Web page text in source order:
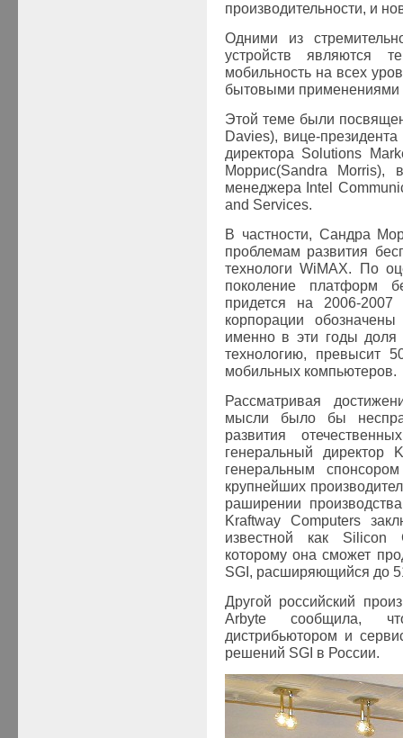
производительности, и
Одними из
устройств являются
мобильность на всех
бытовыми
Этой теме были
Davies), вице-президента
директора Solutions
Моррис(Sandra Morris),
менеджера
Intel
and Services.
В частности, Сандра
проблемам развития
технологиWiMAX. По
поколение платформ
придется на 2006-
корпорации
именно в эти годы доля
технологию, превысит
мобильных компьютеров.
Рассматривая
мысли было бы
развития
генеральный директор
генеральным
крупнейших
раширении
Kraftway Computers
известной как Silicon
которому она сможет
SGI, расширяющийся до
Другой российский
Arbyte сообщила,
дистрибьютором и
решений SGI в России.